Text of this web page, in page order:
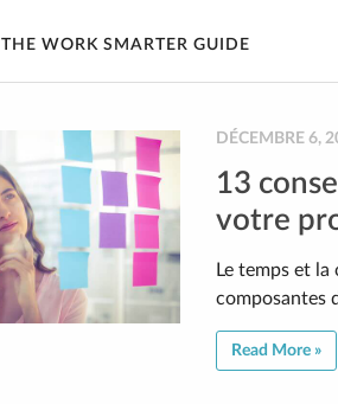
THE WORK SMARTER GUIDE
DÉCEMBRE 6,
13
votre
Le temps et
composantes
Read More »